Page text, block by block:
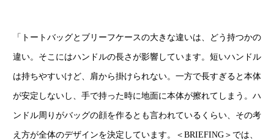
「トートバッグとブリーフケースの大きな違いは、どう持つかの
違い。そこにはハンドルの長さが影響しています。短いハンドル
は持ちやすいけど、肩から掛けられない。一方で長すぎると本体
が安定しないし、手で持った時に地面に本体が擦れてしまう。ハ
ンドル周りがバッグの顔を作るとも言われているくらい、その考
え方が全体のデザインを決定しています。＜BRIEFING＞では、